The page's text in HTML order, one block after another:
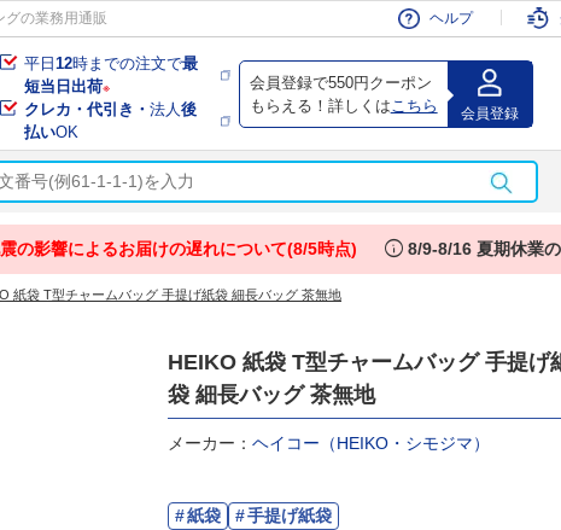
グの業務用通販 ヘルプ
平日12時までの注文で最
短当日出荷※
クレカ・代引き・法人後
払いOK
会員登録で550円クーポン
もらえる！詳しくは こちら 会員登録
会員
の影響によるお届けの遅れについて(8/5時点) info 8/9-8/16 夏期休業
紙袋 T型チャームバッグ 手提げ紙袋 細長バッグ 茶無地
HEIKO 紙袋 T型チャームバッグ 手提げ
袋 細長バッグ 茶無地
メーカー： ヘイコー（HEIKO・シモジマ）
紙袋 手提げ紙袋